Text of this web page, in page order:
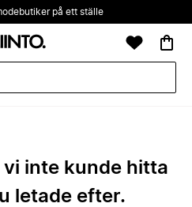
på ett ställe
inte kunde hitta
letade efter.